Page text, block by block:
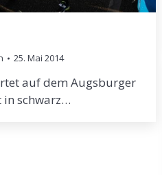
25. Mai 2014
auf dem Augsburger
schwarz…